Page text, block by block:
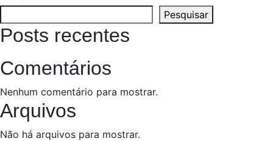
Pesquisar
Posts recentes
Comentários
Nenhum comentário para mostrar.
Arquivos
Não há arquivos para mostrar.